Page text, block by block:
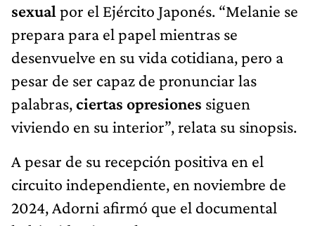
sexual por el Ejército Japonés. “Melanie se
prepara para el papel mientras se
desenvuelve en su vida cotidiana, pero a
pesar de ser capaz de pronunciar las
palabras,ciertas opresiones siguen
viviendo en su interior”, relata su sinopsis.
A pesar de su recepción positiva en el
circuito independiente, en noviembre de
2024, Adorni afirmó que el documental